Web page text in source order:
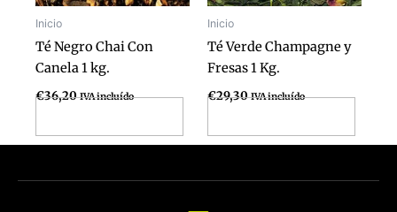
Inicio
Té Negro Chai Con
Canela 1 kg.
€36,20 IVA incluído
Inicio
Té Verde Champagne y
Fresas 1 Kg.
€29,30 IVA incluído